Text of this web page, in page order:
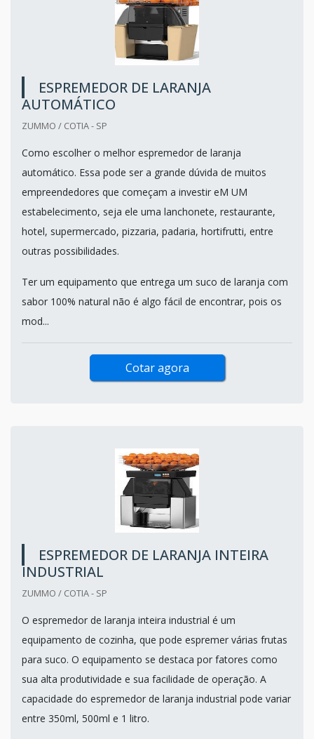
ESPREMEDOR DE LARANJA
AUTOMÁTICO
ZUMMO / COTIA - SP
Como escolher o melhor espremedor de laranja
automático. Essa pode ser a grande dúvida de muitos
empreendedores que começam a investir eM UM
estabelecimento, seja ele uma lanchonete, restaurante,
hotel, supermercado, pizzaria, padaria, hortifrutti, entre
outras possibilidades.
Ter um equipamento que entrega um suco de laranja com
sabor 100% natural não é algo fácil de encontrar, pois os
mod...
Cotar agora
ESPREMEDOR DE LARANJA INTEIRA
INDUSTRIAL
ZUMMO / COTIA - SP
O espremedor de laranja inteira industrial é um
equipamento de cozinha, que pode espremer várias frutas
para suco. O equipamento se destaca por fatores como
sua alta produtividade e sua facilidade de operação. A
capacidade do espremedor de laranja industrial pode variar
entre 350ml, 500ml e 1 litro.